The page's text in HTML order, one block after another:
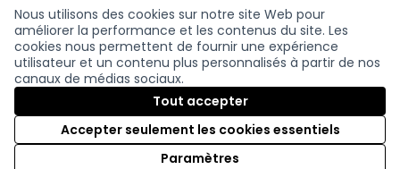
Nous utilisons des cookies sur notre site Web pour
améliorer la performance et les contenus du site. Les
cookies nous permettent de fournir une expérience
utilisateur et un contenu plus personnalisés à partir de nos
canaux de médias sociaux.
Tout accepter
Accepter seulement les cookies essentiels
Paramètres
49 937 €
Suivre Partager